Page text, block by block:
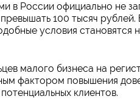
в России официально не
100 тысяч рублей.
условия
малого бизнеса на
фактором повышения
клиентов.